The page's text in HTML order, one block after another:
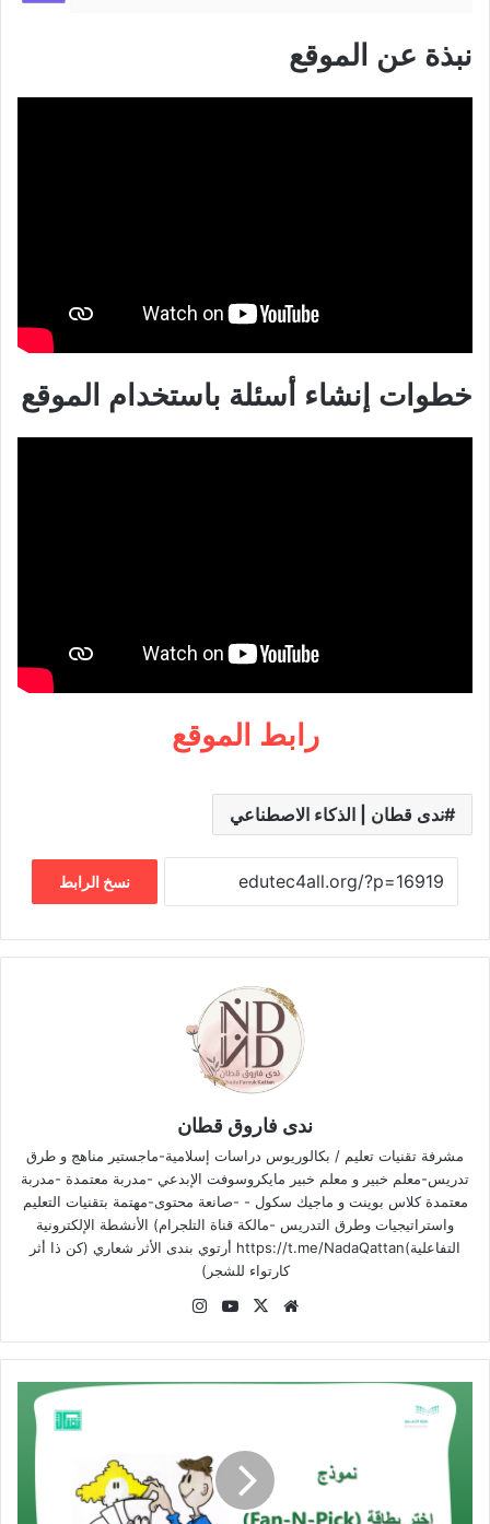
نبذة عن الموقع
خطوات إنشاء أسئلة باستخدام الموقع
رابط الموقع
ندى قطان | الذكاء الاصطناعي
نسخ الرابط
ندى فاروق قطان
مشرفة تقنيات تعليم / بكالوريوس دراسات إسلامية-ماجستير مناهج و طرق
تدريس-معلم خبير و معلم خبير مايكروسوفت الإبدعي -مدربة معتمدة -مدربة
معتمدة كلاس بوينت و ماجيك سكول - -صانعة محتوى-مهتمة بتقنيات التعليم
واستراتيجيات وطرق التدريس -مالكة قناة التلجرام) الأنشطة الإلكترونية
التفاعلية)https://t.me/NadaQattan أرتوي بندى الأثر شعاري (كن ذا أثر
كارتواء للشجر)
موقع
‫X
‫YouTube
نموذج
اختر
بطاقة
(Fan